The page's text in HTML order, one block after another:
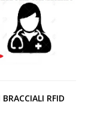
RFID